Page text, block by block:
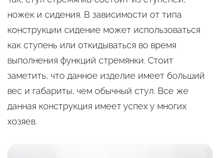
ножек и сидения. В зависимости от типа
конструкции сидение может использоваться
как ступень или откидываться во время
выполнения функций стремянки. Стоит
заметить, что данное изделие имеет больший
вес и габариты, чем обычный стул. Все же
данная конструкция имеет успех у многих
хозяев.